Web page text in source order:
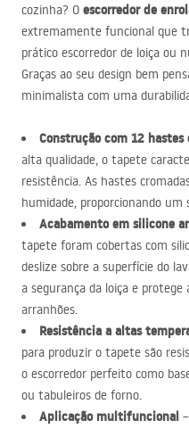
cozinha? O escorredor de
extremamente funcional que
prático escorredor de loiça ou
Graças ao seu design bem
minimalista com uma
Construção com 12 hastes
alta qualidade, o tapete
resistência. As hastes
humidade, proporcionando
Acabamento em silicone
tapete foram cobertas com
deslize sobre a superfície do
a segurança da loiça e protege
arranhões.
Resistência a altas
para produzir o tapete são
o escorredor perfeito como
ou tabuleiros de forno.
Aplicação multifuncional